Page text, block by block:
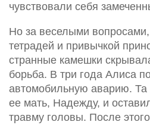
чувствовали себя
Но за веселыми
тетрадей и привычкой
странные камешки
борьба. В три года Алиса
автомобильную аварию. Та
ее мать, Надежду, и
травму головы. После